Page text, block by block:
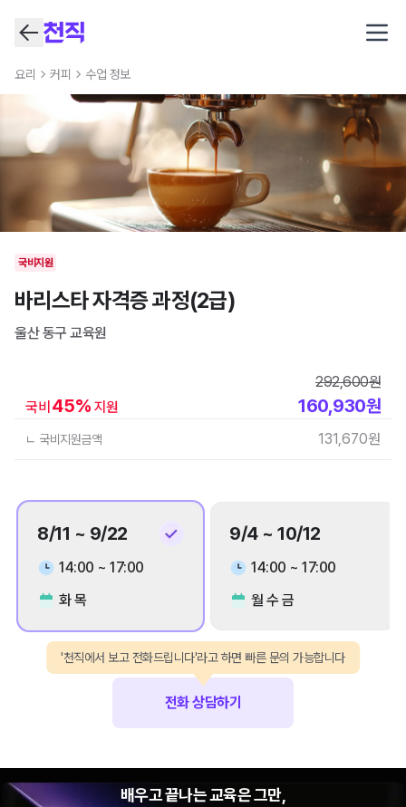
요리 커피 수업 정보
국비지원
바리스타 자격증 과정(2급)
울산 동구 교육원
국비 45% 지원
292,600원
160,930원
ㄴ 국비지원금액 131,670원
8/11 ~ 9/22
14:00 ~ 17:00
화 목
9/4 ~ 10/12
14:00 ~ 17:00
월 수 금
전화 상담하기
'천직에서 보고 전화드립니다'라고 하면 빠른 문의 가능합니다
배우고 끝나는 교육은 그만,